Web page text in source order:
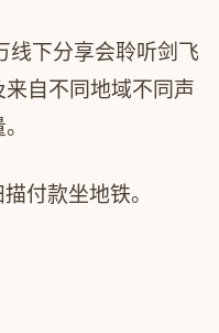
下分享会聆听剑飞
自不同地域不同声
付款坐地铁。